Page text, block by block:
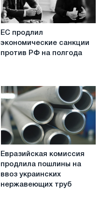
продлил
санкции
на
полгода
ЕС продлил
экономические санкции
против РФ на полгода
Евразийская
комиссия
продлила
пошлины
Евразийская комиссия
продлила пошлины на
ввоз украинских
нержавеющих труб